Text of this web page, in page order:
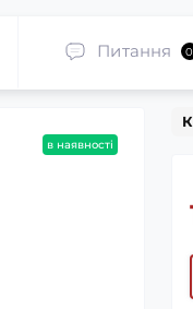
Питання 0
в наявності